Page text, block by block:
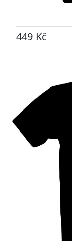
449 Kč